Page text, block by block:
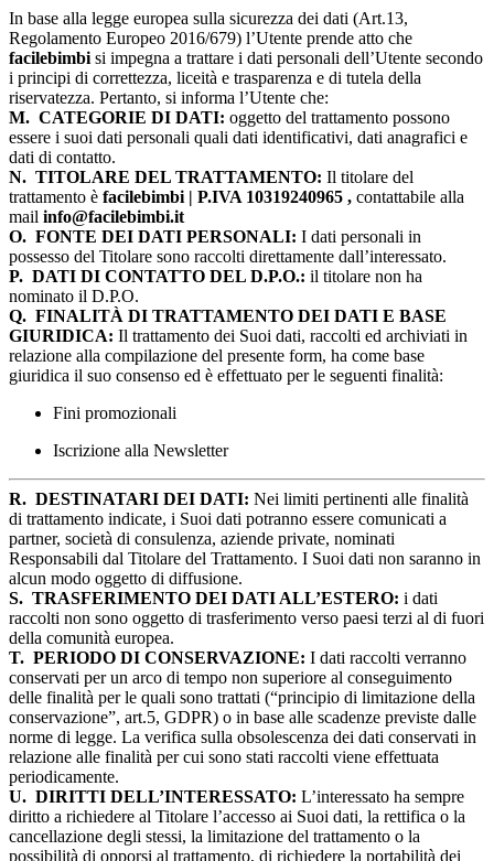
In base alla legge europea sulla sicurezza dei dati (Art.13,
Regolamento Europeo 2016/679) l’Utente prende atto che
facilebimbi si impegna a trattare i dati personali dell’Utente secondo
i principi di correttezza, liceità e trasparenza e di tutela della
riservatezza. Pertanto, si informa l’Utente che:
M. CATEGORIE DI DATI: oggetto del trattamento possono
essere i suoi dati personali quali dati identificativi, dati anagrafici e
dati di contatto.
N. TITOLARE DEL TRATTAMENTO: Il titolare del
trattamento è facilebimbi | P.IVA 10319240965 , contattabile alla
mail info@facilebimbi.it
O. FONTE DEI DATI PERSONALI: I dati personali in
possesso del Titolare sono raccolti direttamente dall’interessato.
P. DATI DI CONTATTO DEL D.P.O.: il titolare non ha
nominato il D.P.O.
Q. FINALITÀ DI TRATTAMENTO DEI DATI E BASE
GIURIDICA: Il trattamento dei Suoi dati, raccolti ed archiviati in
relazione alla compilazione del presente form, ha come base
giuridica il suo consenso ed è effettuato per le seguenti finalità:
Fini promozionali
Iscrizione alla Newsletter
R. DESTINATARI DEI DATI: Nei limiti pertinenti alle finalità
di trattamento indicate, i Suoi dati potranno essere comunicati a
partner, società di consulenza, aziende private, nominati
Responsabili dal Titolare del Trattamento. I Suoi dati non saranno in
alcun modo oggetto di diffusione.
S. TRASFERIMENTO DEI DATI ALL’ESTERO: i dati
raccolti non sono oggetto di trasferimento verso paesi terzi al di fuori
della comunità europea.
T. PERIODO DI CONSERVAZIONE: I dati raccolti verranno
conservati per un arco di tempo non superiore al conseguimento
delle finalità per le quali sono trattati (“principio di limitazione della
conservazione”, art.5, GDPR) o in base alle scadenze previste dalle
norme di legge. La verifica sulla obsolescenza dei dati conservati in
relazione alle finalità per cui sono stati raccolti viene effettuata
periodicamente.
U. DIRITTI DELL’INTERESSATO: L’interessato ha sempre
diritto a richiedere al Titolare l’accesso ai Suoi dati, la rettifica o la
cancellazione degli stessi, la limitazione del trattamento o la
possibilità di opporsi al trattamento, di richiedere la portabilità dei